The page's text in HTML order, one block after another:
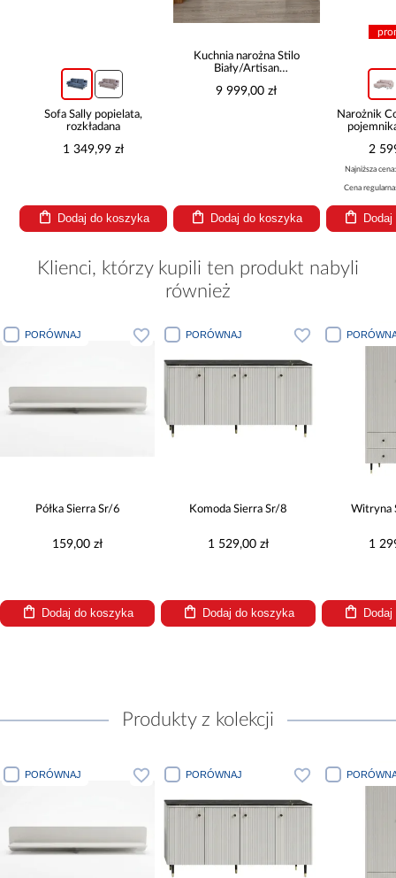
Sofa Sally popielata,
rozkładana
1 349,99 zł
Dodaj do koszyka
Kuchnia narożna Stilo
Biały/Artisan
9 999,00 zł
Dodaj do koszyka
Narożnik
2
Najniższa
Cena
Klienci, którzy kupili ten produkt nabyli
również
PORÓWNAJ
Półka Sierra Sr/6
159,00 zł
Dodaj do koszyka
PORÓWNAJ
Komoda Sierra Sr/8
1 529,00 zł
Dodaj do koszyka
Witryna
1
Produkty z kolekcji
PORÓWNAJ PORÓWNAJ